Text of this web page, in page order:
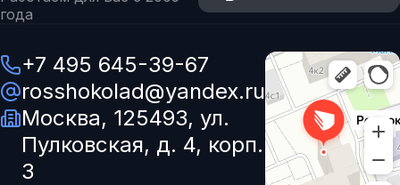
года
+7 495 645-39-67
rosshokolad@yandex.ru
Москва, 125493, ул.
Пулковская, д. 4, корп.
3